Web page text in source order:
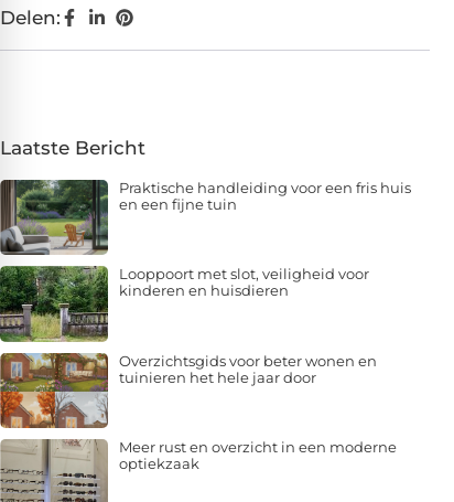
Delen:
Laatste Bericht
Praktische handleiding voor een fris huis
en een fijne tuin
Looppoort met slot, veiligheid voor
kinderen en huisdieren
Overzichtsgids voor beter wonen en
tuinieren het hele jaar door
Meer rust en overzicht in een moderne
optiekzaak